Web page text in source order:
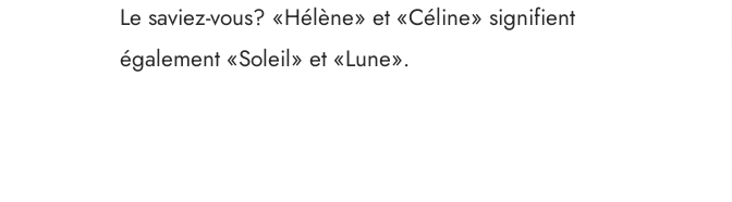
Le saviez-vous? «Hélène» et «Céline» signifient
également «Soleil» et «Lune».